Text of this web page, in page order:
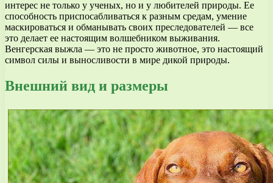
интерес не только у ученых, но и у любителей природы. Ее
способность приспосабливаться к разным средам, умение
маскироваться и обманывать своих преследователей — все
это делает ее настоящим волшебником выживания.
Венгерская выжла — это не просто животное, это настоящий
символ силы и выносливости в мире дикой природы.
Внешний вид и размеры